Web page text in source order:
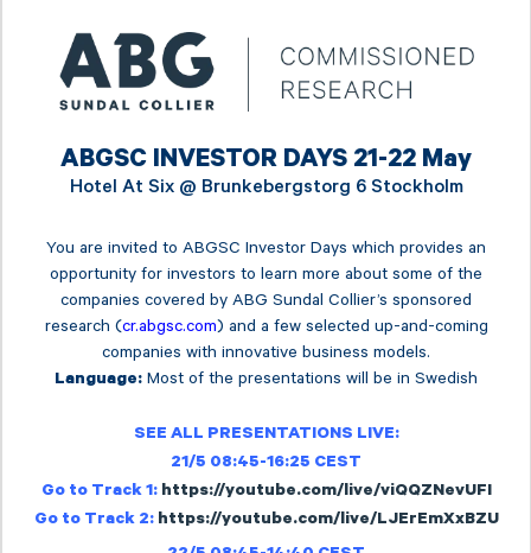
ABGSC INVESTOR DAYS 21-22 May
Hotel At Six @ Brunkebergstorg 6 Stockholm
You are invited to ABGSC Investor Days which provides an
opportunity for investors to learn more about some of the
companies covered by ABG Sundal Collier’s sponsored
research (cr.abgsc.com) and a few selected up-and-coming
companies with innovative business models.
Language: Most of the presentations will be in Swedish
SEE ALL PRESENTATIONS LIVE:
21/5 08:45-16:25 CEST
Go to Track 1: https://youtube.com/live/viQQZNevUFI
Go to Track 2: https://youtube.com/live/LJErEmXxBZU